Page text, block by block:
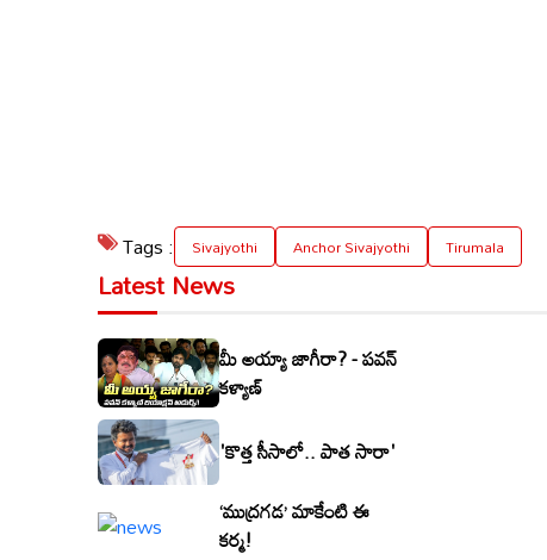
Tags : Sivajyothi Anchor Sivajyothi Tirumala
Latest News
మీ అయ్యా జాగీరా? - పవన్
కళ్యాణ్
'కొత్త సీసాలో.. పాత సారా'
‘ముద్రగడ’ మాకేంటి ఈ
కర్మ!